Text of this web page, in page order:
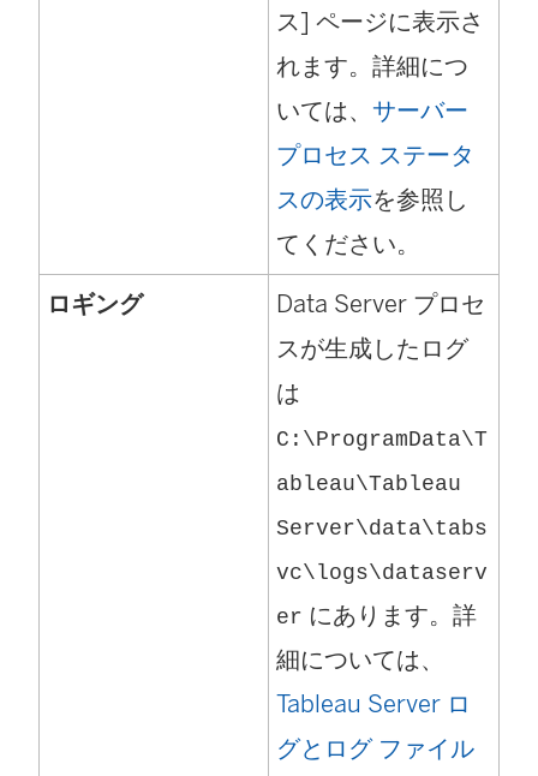
ス] ページに表示さ
れます。詳細につ
いては、 サーバー
プロセス ステータ
スの表示を参照し
てください。
ロギング Data Server プロセ
スが生成したログ
は
C:\ProgramData\T
ableau\Tableau
Server\data\tabs
vc\logs\dataserv
er にあります。詳
細については、
Tableau Server ロ
グとログ ファイル